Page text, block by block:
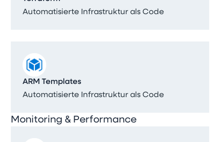
Automatisierte Infrastruktur als Code
ARM Templates
Automatisierte Infrastruktur als Code
Monitoring & Performance